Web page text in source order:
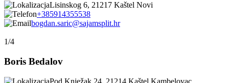
Lisinskog 6, 21217 Kaštel Novi
+385914355538
bogdan.saric@sajamsplit.hr
1/4
Boris Bedalov
Pod Knježak 24, 21214 Kaštel Kambelovac